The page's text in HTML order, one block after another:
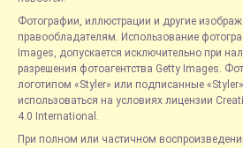
Фотографии, иллюстрации и другие
правообладателям. Использование
Images, допускается исключительно при
разрешения фотоагентства Getty Images.
логотипом «Styler» или подписанные
использоваться на условиях лицензии
4.0 International.
При полном или частичном